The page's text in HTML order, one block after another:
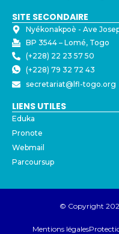
SITE SECONDAIRE
Nyékonakpoè - ⁠Ave
BP 3544 – Lomé, Togo
(+228) 22 23 57 50
(+228) 79 32 72 43
secretariat@lfl-togo.org
LIENS UTILES
Eduka
Pronote
Webmail
Parcoursup
© Copyright
Mentions légales